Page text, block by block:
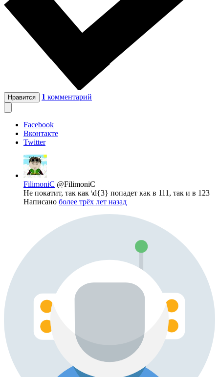
Нравится 1 комментарий
Facebook
Вконтакте
Twitter
FilimoniC @FilimoniC
Не покатит, так как \d{3} попадет как в 111, так и в 123
Написано более трёх лет назад